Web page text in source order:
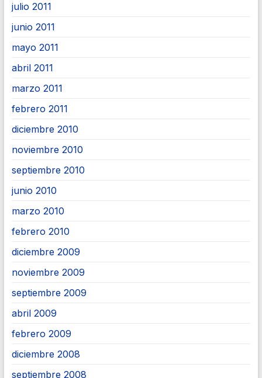
julio 2011
junio 2011
mayo 2011
abril 2011
marzo 2011
febrero 2011
diciembre 2010
noviembre 2010
septiembre 2010
junio 2010
marzo 2010
febrero 2010
diciembre 2009
noviembre 2009
septiembre 2009
abril 2009
febrero 2009
diciembre 2008
septiembre 2008